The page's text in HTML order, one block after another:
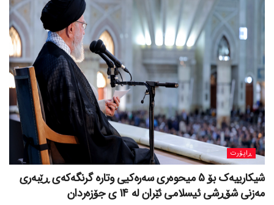
ڕاپۆرت
شیکارییەک بۆ 5 میحوەری سەرەکیی وتارە گرنگەکەی ڕێبەری
مەزنی شۆڕشی ئیسلامی ئێران لە 14 ی جۆزەردان